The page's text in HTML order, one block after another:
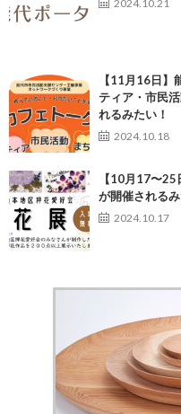
2024.10.21
【11月16日】
ティア・市民
れるみたい！
2024.10.18
【10月17〜25
が開催されるみ
2024.10.17